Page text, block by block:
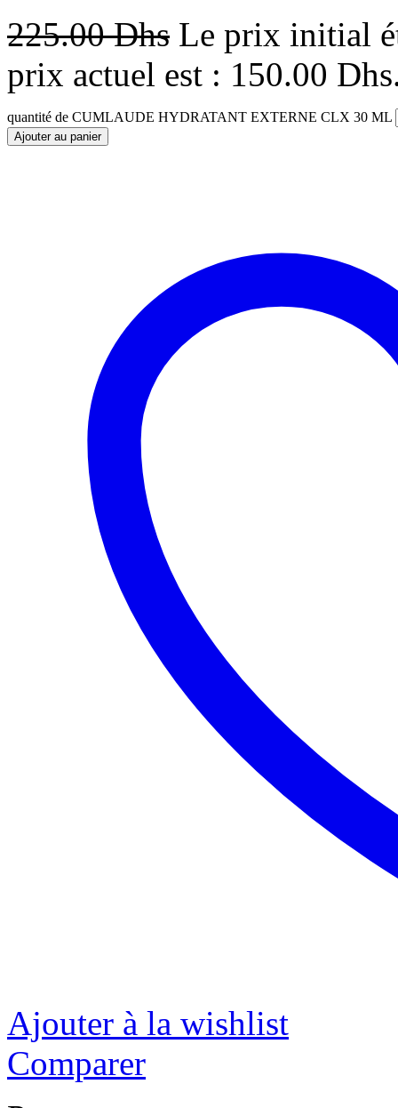
225.00Dhs Le prix initial
prix actuel est : 150.00
quantité de CUMLAUDE HYDRATANT EXTERNE CLX 30 ML
Ajouter au panier
Ajouter à la wishlist
Comparer